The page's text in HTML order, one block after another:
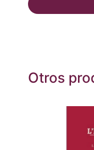
Otros